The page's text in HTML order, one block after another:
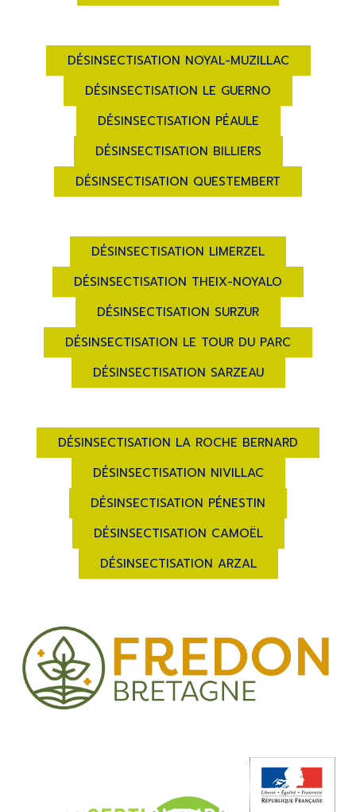
DÉSINSECTISATION NOYAL-MUZILLAC
DÉSINSECTISATION LE GUERNO
DÉSINSECTISATION PÉAULE
DÉSINSECTISATION BILLIERS
DÉSINSECTISATION QUESTEMBERT
DÉSINSECTISATION LIMERZEL
DÉSINSECTISATION THEIX-NOYALO
DÉSINSECTISATION SURZUR
DÉSINSECTISATION LE TOUR DU PARC
DÉSINSECTISATION SARZEAU
DÉSINSECTISATION LA ROCHE BERNARD
DÉSINSECTISATION NIVILLAC
DÉSINSECTISATION PÉNESTIN
DÉSINSECTISATION CAMOËL
DÉSINSECTISATION ARZAL